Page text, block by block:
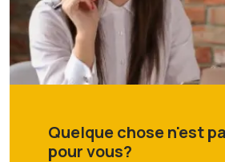
Quelque chose n'est
pour vous?